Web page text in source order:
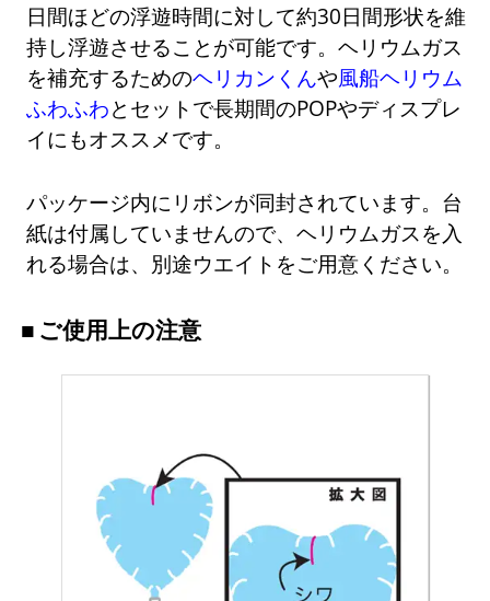
日間ほどの浮遊時間に対して約30日間形状を維
持し浮遊させることが可能です。ヘリウムガス
を補充するためのヘリカンくんや風船ヘリウム
ふわふわとセットで長期間のPOPやディスプレ
イにもオススメです。
パッケージ内にリボンが同封されています。台
紙は付属していませんので、ヘリウムガスを入
れる場合は、別途ウエイトをご用意ください。
ご使用上の注意